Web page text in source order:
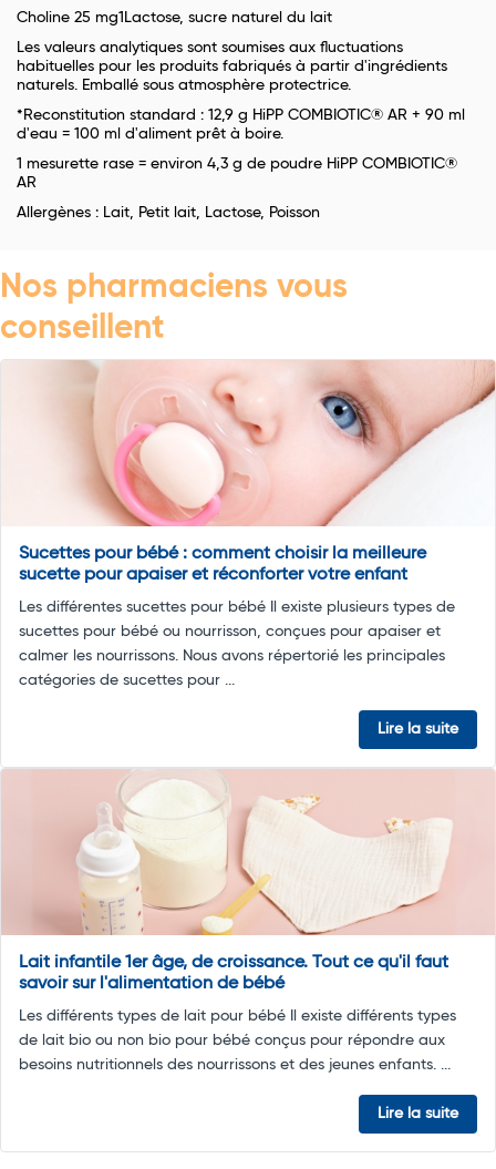
Choline 25 mg1Lactose, sucre naturel du lait
Les valeurs analytiques sont soumises aux fluctuations
habituelles pour les produits fabriqués à partir d'ingrédients
naturels. Emballé sous atmosphère protectrice.
*Reconstitution standard : 12,9 g HiPP COMBIOTIC® AR + 90 ml
d'eau = 100 ml d'aliment prêt à boire.
1 mesurette rase = environ 4,3 g de poudre HiPP COMBIOTIC®
AR
Allergènes : Lait, Petit lait, Lactose, Poisson
Nos pharmaciens vous
conseillent
Sucettes pour bébé : comment choisir la meilleure
sucette pour apaiser et réconforter votre enfant
Les différentes sucettes pour bébé Il existe plusieurs types de
sucettes pour bébé ou nourrisson, conçues pour apaiser et
calmer les nourrissons. Nous avons répertorié les principales
catégories de sucettes pour ...
Lire la suite
Lait infantile 1er âge, de croissance. Tout ce qu'il faut
savoir sur l'alimentation de bébé
Les différents types de lait pour bébé Il existe différents types
de lait bio ou non bio pour bébé conçus pour répondre aux
besoins nutritionnels des nourrissons et des jeunes enfants. ...
Lire la suite